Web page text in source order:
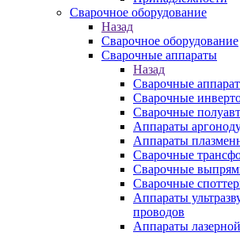
Сварочное оборудование
Назад
Сварочное оборудование
Сварочные аппараты
Назад
Сварочные
Сварочные
Сварочные
Аппараты
Аппараты
Сварочные
Сварочные
Сварочные
Аппараты
проводов
Аппараты